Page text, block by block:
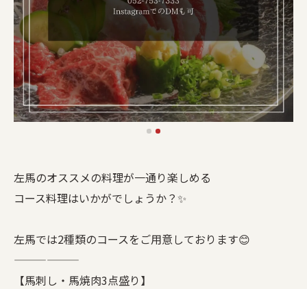
左馬のオススメの料理が一通り楽しめる
コース料理はいかがでしょうか？✨
左馬では2種類のコースをご用意しております😊
——————
【馬刺し・馬焼肉3点盛り】